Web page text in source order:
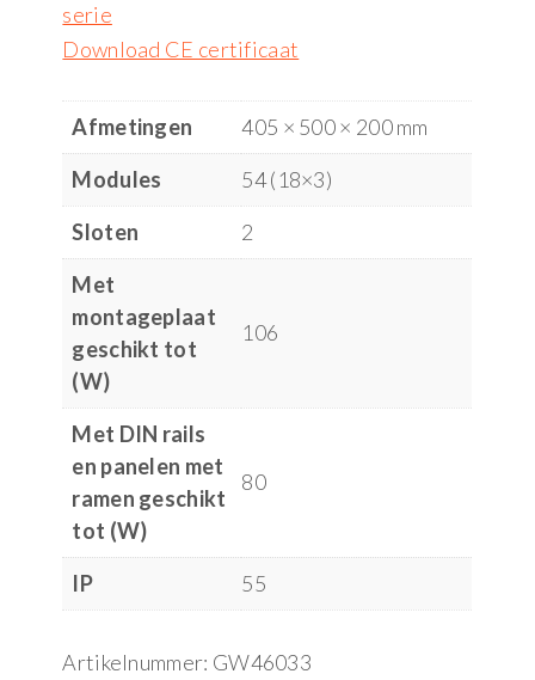
serie
Download CE certificaat
Afmetingen
405 × 500 × 200 mm
Modules
54 (18×3)
Sloten
2
Met
montageplaat
geschikt tot
(W)
106
Met DIN rails
en panelen met
ramen geschikt
tot (W)
80
IP 55
Artikelnummer: GW46033